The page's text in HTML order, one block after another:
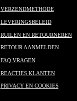
VERZENDMETHODE
LEVERINGSBELEID
RUILEN EN RETOURNEREN
RETOUR AANMELDEN
FAQ VRAGEN
REACTIES KLANTEN
PRIVACY EN COOKIES